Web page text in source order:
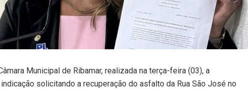
Municipal de Ribamar, realizada na terça-feira (03), a
solicitando a recuperação do asfalto da Rua São José no